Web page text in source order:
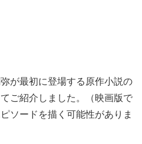
が最初に登場する原作小説の
ご紹介しました。（映画版で
ソードを描く可能性がありま